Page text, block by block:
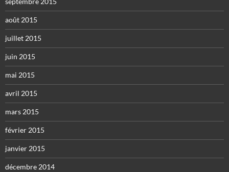
août 2015
juillet 2015
juin 2015
mai 2015
avril 2015
mars 2015
février 2015
janvier 2015
décembre 2014